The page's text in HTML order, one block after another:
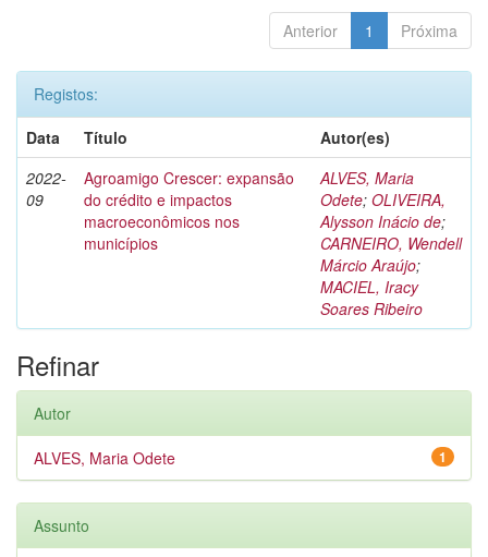
Anterior 1 Próxima
Registos:
Data
Título
Autor(es)
2022-
09
Agroamigo Crescer: expansão
do crédito e impactos
macroeconômicos nos
municípios
ALVES, Maria
Odete; OLIVEIRA,
Alysson Inácio de;
CARNEIRO, Wendell
Márcio Araújo;
MACIEL, Iracy
Soares Ribeiro
Refinar
Autor
1
ALVES, Maria Odete
Assunto